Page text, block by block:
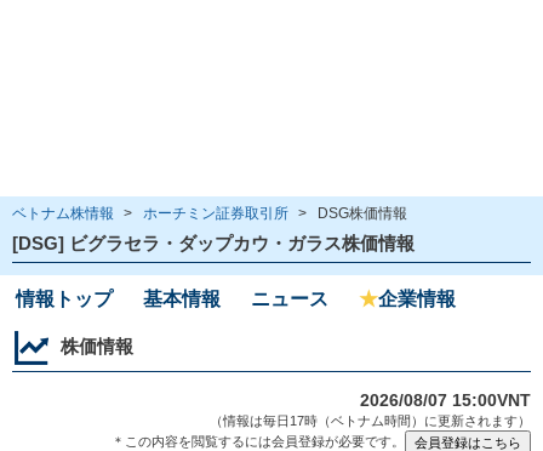
ベトナム株情報 > ホーチミン証券取引所 > DSG株価情報
[DSG] ビグラセラ・ダップカウ・ガラス株価情報
情報トップ 基本情報 ニュース ★企業情報
株価情報
2026/08/07 15:00VNT
（情報は毎日17時（ベトナム時間）に更新されます）
＊この内容を閲覧するには会員登録が必要です。